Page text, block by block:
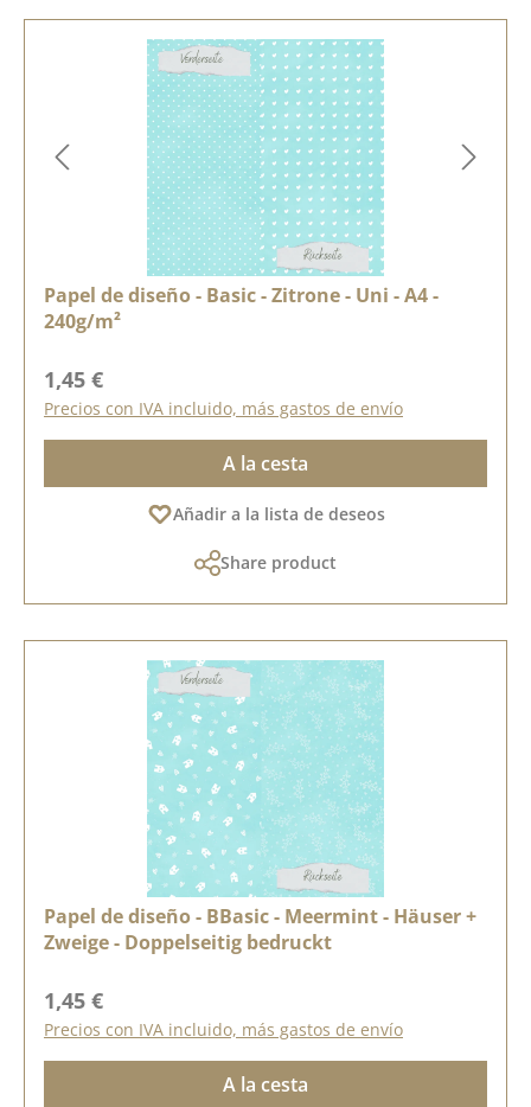
Papel de diseño - Basic - Zitrone - Uni - A4 -
240g/m²
Precio normal:
1,45 €
Precios con IVA incluido, más gastos de envío
A la cesta
Añadir a la lista de deseos
Share product
Papel de diseño - BBasic - Meermint - Häuser +
Zweige - Doppelseitig bedruckt
Precio normal:
1,45 €
Precios con IVA incluido, más gastos de envío
A la cesta